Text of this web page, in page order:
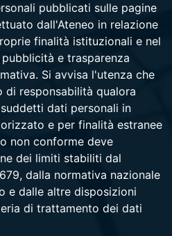
pubblicati sulle pagine
dall'Ateneo in relazione
finalità istituzionali e nel
e trasparenza
Si avvisa l'utenza che
di responsabilità qualora
dati personali in
e per finalità estranee
non conforme deve
dei limiti stabiliti dal
dalla normativa nazionale
e dalle altre disposizioni
di trattamento dei dati